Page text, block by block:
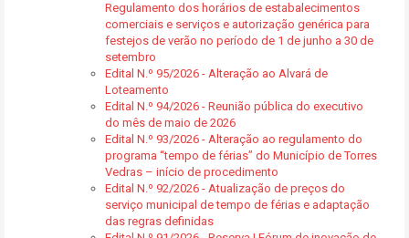
Regulamento dos horários de estabalecimentos
comerciais e serviços e autorização genérica para
festejos de verão no período de 1 de junho a 30 de
setembro
Edital N.º 95/2026 - Alteração ao Alvará de
Loteamento
Edital N.º 94/2026 - Reunião pública do executivo
do mês de maio de 2026
Edital N.º 93/2026 - Alteração ao regulamento do
programa “tempo de férias” do Município de Torres
Vedras – início de procedimento
Edital N.º 92/2026 - Atualização de preços do
serviço municipal de tempo de férias e adaptação
das regras definidas